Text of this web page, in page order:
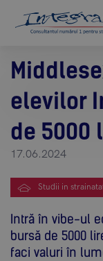
elevilor
de 5000
17.06.2024
Studii in
Intră în vibe-ul
bursă de 5000
faci valuri în